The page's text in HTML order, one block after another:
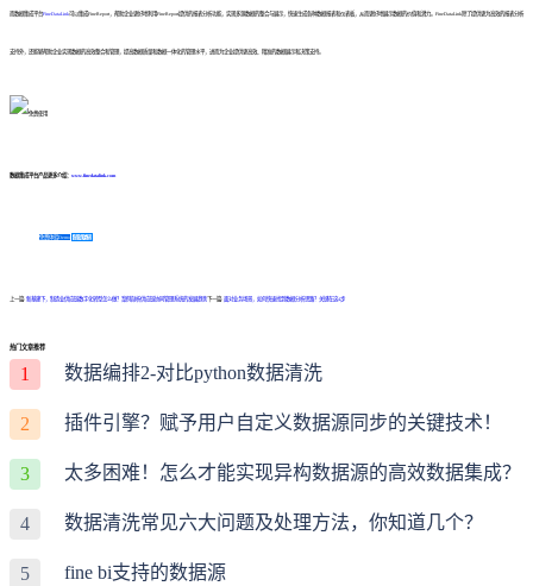
而数据集成平台FineDataLink可以集成FineReport，帮助企业更好地利用FineReport提供的报表分析功能，实现多源数据的整合与展示，快速生成各种数据报表和仪表板，从而更好地展示数据的价值和潜力。FineDataLink除了提供更为高效的报表分析
支持外，还能够帮助企业实现数据的高效整合和管理，提高数据质量和数据一体化的管理水平，进而为企业提供更高效、精准的数据展示和决策支持。
数据集成平台产品更多介绍： www.finedatalink.com
免费体验Demo 咨询方案
上一篇: 新基建下，制造业供应链数字化转型怎么做？案例剖析供应链协同管理系统的发展趋势 下一篇: 面对业务场景，如何快速找到数据分析思路？关键在这4步
热门文章推荐
1 数据编排2-对比python数据清洗
2 插件引擎？赋予用户自定义数据源同步的关键技术！
3 太多困难！怎么才能实现异构数据源的高效数据集成？
4 数据清洗常见六大问题及处理方法，你知道几个？
5 fine bi支持的数据源